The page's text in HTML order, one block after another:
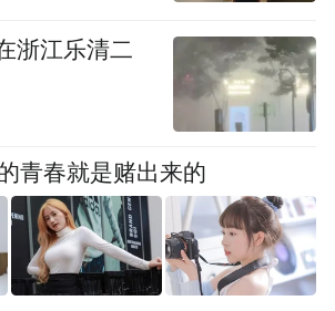
、武汉经开区党工委书记 刘子
启动活动并致辞，他表示，此
越时空的浪漫远航，更是产
浙江乐清二
青春就是赌出来的